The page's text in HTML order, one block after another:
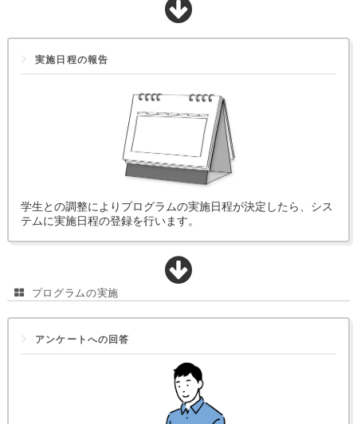
実施日程の報告
学生との調整によりプログラムの実施日程が決定したら、シス
テムに実施日程の登録を行います。
プログラムの実施
アンケートへの回答